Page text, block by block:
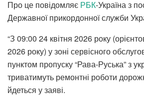
Про це повідомляє РБК-Україна з
Державної прикордонної служби
“З 09:00 24 квітня 2026 року
2026 року) у зоні сервісного
пунктом пропуску “Рава-Руська” з
триватимуть ремонтні роботи
йдеться у заяві.